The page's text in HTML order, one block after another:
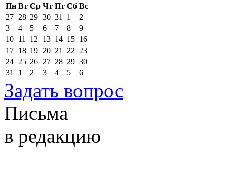
Пн Вт Ср Чт Пт Сб Вс
27 28 29 30 31 1
2
3
4 5 6 7 8
9
10 11 12 13 14 15 16
17 18 19 20 21 22 23
24 25 26 27 28 29 30
31
1 2 3 4 5 6
Задать вопрос
Письма
в редакцию